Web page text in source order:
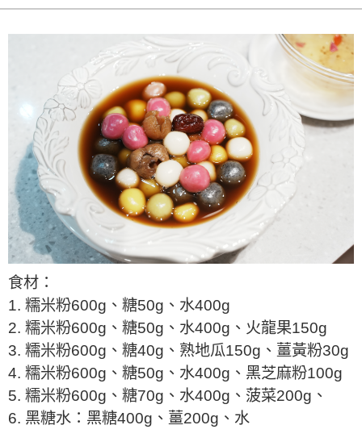
食材：
1. 糯米粉600g、糖50g、水400g
2. 糯米粉600g、糖50g、水400g、火龍果150g
3. 糯米粉600g、糖40g、熟地瓜150g、薑黃粉30g
4. 糯米粉600g、糖50g、水400g、黑芝麻粉100g
5. 糯米粉600g、糖70g、水400g、菠菜200g、
6. 黑糖水：黑糖400g、薑200g、水